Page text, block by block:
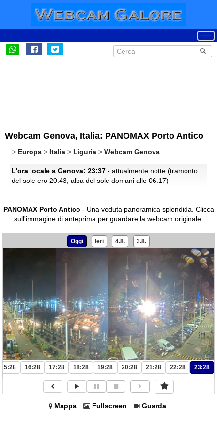
Webcam Genova, Italia: PANOMAX Porto Antico
> Europa > Italia > Liguria > Webcam Genova
L'ora locale a Genova: 23:37 - attualmente notte (tramonto
del sole ero 20:43, alba del sole domani alle 06:17)
PANOMAX Porto Antico - Una veduta panoramica splendida. Clicca
sull'immagine di anteprima per guardare la webcam originale.
Oggi Ieri 4.8. 3.8.
15:28 16:28 17:28 18:28 19:28 20:28 21:28 22:28 23:28
Mappa Fullscreen Guarda